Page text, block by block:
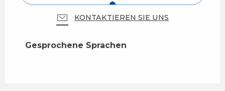
KONTAKTIEREN SIE UNS
Gesprochene Sprachen
Gesprochene Sprachen